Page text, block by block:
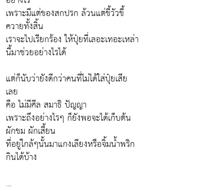
เพราะมีแต่ของสกปรก ล้วนแต่ขี้วัวขี้
ควายทั้งสิ้น
เราจะไปเรียกร้อง ให้ปุ๋ยที่เลอะเทอะเหล่า
นี้มาช่วยอย่างไรได้
แต่ก็นับว่ายังดีกว่าคนที่ไม่ได้ใส่ปุ๋ยเสีย
เลย
คือ ไม่มีศีล สมาธิ ปัญญา
เพราะถึงอย่างไรๆ ก็ยังพอจะได้เก็บต้น
ผักขม ผักเสี้ยน
ที่อยู่ใกล้ๆนั้นมาแกงเลียงหรือจิ้มน้ำพริก
กินได้บ้าง
...